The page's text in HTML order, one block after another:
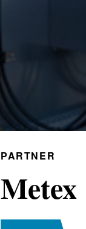
PARTNER
Metex